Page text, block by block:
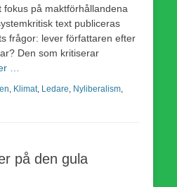
på maktförhållandena
text publiceras
frågor: lever författaren efter
Den som kritiserar
…
Klimat, Ledare Nyliberalism
på den gula